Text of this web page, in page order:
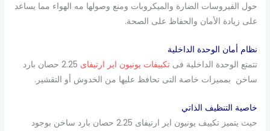
حول الفيروسات الضارة والميكروبات ومنع وصولها مه الهواء مما يساعد
على زيادة الأمان والحفاظ على الصحة.
نظام أمان الوحدة الداخلية
تتمتع الوحدة الداخلية فىتكييفات يونيون اير ارتيفاى
2.25 حصان بارد
ساخن بمميزات خاصة التى تحافظ عليها من الخدوش أو التقشير.
خاصية التنظيف الذاتي
حيث يتميز تكييف يونيون اير ارتيفاى 2.25 حصان بارد ساخن بوجود